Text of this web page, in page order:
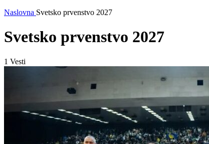
Naslovna Svetsko prvenstvo 2027
Svetsko prvenstvo 2027
1 Vesti